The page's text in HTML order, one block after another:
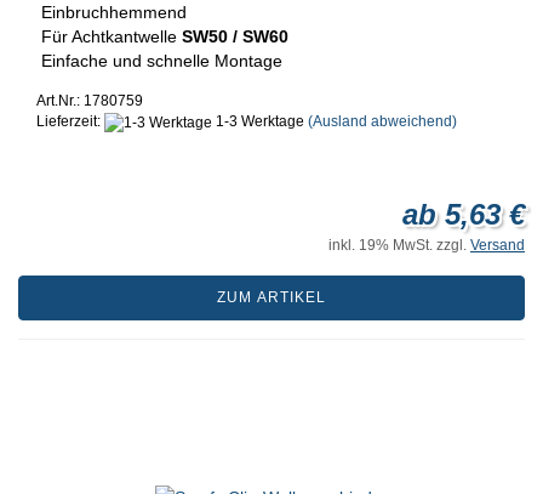
Einbruchhemmend
Für Achtkantwelle SW50 / SW60
Einfache und schnelle Montage
Art.Nr.: 1780759
Lieferzeit:
1-3 Werktage (Ausland abweichend)
ab 5,63 €
inkl. 19% MwSt. zzgl. Versand
ZUM ARTIKEL